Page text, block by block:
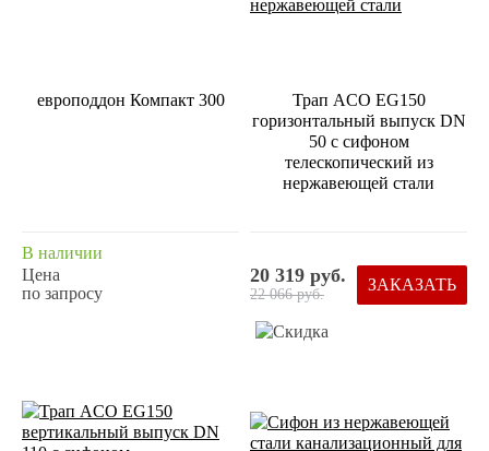
европоддон Компакт 300
В наличии
Цена
по запросу
Трап ACO EG150
горизонтальный выпуск DN
50 с сифоном
телескопический из
нержавеющей стали
20 319 руб.
22 066 руб.
ЗАКАЗАТЬ